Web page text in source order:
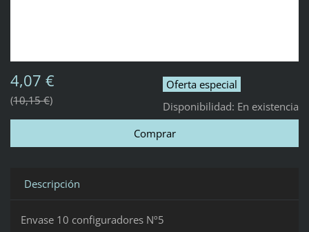
Oferta especial
Disponibilidad: En existencia
4,07 €
10,15 €
Descripción
Envase 10 configuradores Nº5